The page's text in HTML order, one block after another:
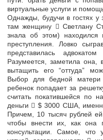
виртуальные услуги и
Однажды, будучи в гостях у
там женщину  Светлану
знала об этом) находился
преступления. Ловко
представилась
Разумеется, заметила она,
вытащить его “оттуда”
Выбор для бедной
ребенок попадает за
считать покатившейся по
деньги  $ 3000 США,
Причем, 10 тысяч рублей
чтобы внести их, как она
консультации. Самое, что